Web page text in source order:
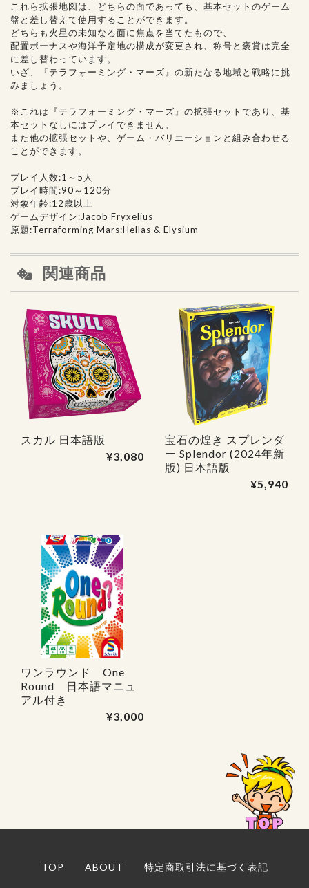
これら拡張地図は、どちらの面であっても、基本セットのゲーム
盤と差し替えて使用することができます。
どちらも火星の未知なる面に焦点を当てたもので、
配置ボーナスや海洋予定地の構成が変更され、称号と褒賞は完全
に差し替わっています。
いざ、『テラフォーミング・マーズ』の新たなる地域と戦略に挑
みましょう。
※これは『テラフォーミング・マーズ』の拡張セットであり、基
本セットなしにはプレイできません。
また他の拡張セットや、ゲーム・バリエーションと組み合わせる
ことができます。
プレイ人数:1～5人
プレイ時間:90～120分
対象年齢:12歳以上
ゲームデザイン:Jacob Fryxelius
原題:Terraforming Mars:Hellas & Elysium
関連商品
スカル 日本語版
¥3,080
宝石の煌き スプレンダ
ー Splendor (2024年新
版) 日本語版
¥5,940
ワンラウンド One
Round 日本語マニュ
アル付き
¥3,000
TOP ABOUT 特定商取引法に基づく表記